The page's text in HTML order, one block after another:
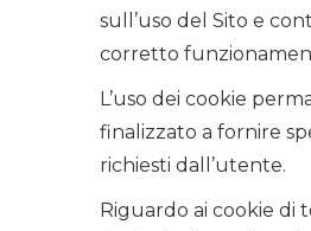
sull’uso del Sito e
corretto
L’uso dei cookie
finalizzato a fornire
richiesti dall’utente.
Riguardo ai cookie di